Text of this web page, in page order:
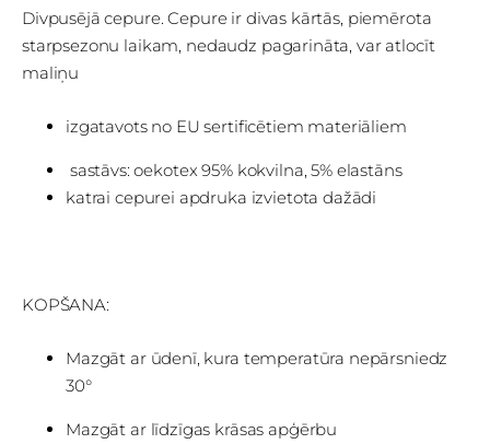
Divpusējā cepure. Cepure ir divas kārtās, piemērota
starpsezonu laikam, nedaudz pagarināta, var atlocīt
maliņu
izgatavots no EU sertificētiem materiāliem
sastāvs: oekotex 95% kokvilna, 5% elastāns
katrai cepurei apdruka izvietota dažādi
KOPŠANA:
Mazgāt ar ūdenī, kura temperatūra nepārsniedz
30°
Mazgāt ar līdzīgas krāsas apģērbu